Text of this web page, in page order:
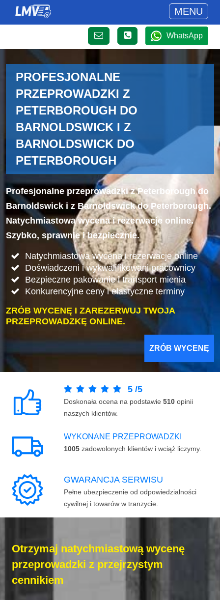
MENU
WhatsApp
PROFESJONALNE
PRZEPROWADZKI Z
PETERBOROUGH DO
BARNOLDSWICK I Z
BARNOLDSWICK DO
PETERBOROUGH
Profesjonalne przeprowadzki z Peterborough do
Barnoldswick i z Barnoldswick do Peterborough.
Natychmiastowa wycena i rezerwacje online.
Szybko, sprawnie i bezpiecznie.
Natychmiastowa wycena i rezerwacje online
Doświadczeni i wykwalifikowani pracownicy
Bezpieczne pakowanie i transport mienia
Konkurencyjne ceny i elastyczne terminy
ZRÓB WYCENĘ I ZAREZERWUJ TWOJA
PRZEPROWADZKĘ ONLINE.
ZRÓB WYCENĘ
5 /5
Doskonała ocena na podstawie 510 opinii
naszych klientów.
WYKONANE PRZEPROWADZKI
1005 zadowolonych klientów i wciąż liczymy.
GWARANCJA SERWISU
Pełne ubezpieczenie od odpowiedzialności
cywilnej i towarów w tranzycie.
Otrzymaj natychmiastową wycenę
przeprowadzki z przejrzystym
cennikiem